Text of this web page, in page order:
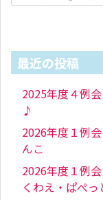
最近の投稿
2025年度４例
♪
2026年度１例
んこ
2026年度１例
くわえ・ぱぺ